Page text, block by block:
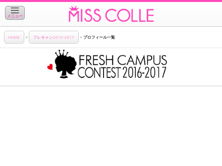
メニュー
HOME > フレキャン2016-2017 >プロフィール一覧